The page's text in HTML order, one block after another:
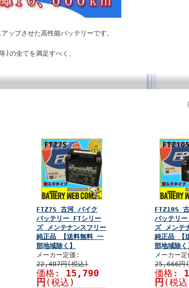
ップさせた高性能バッテリーです。
)の全てを満足すべく、
FTZ7S 古河 バイク
バッテリー FTシリー
ズ メンテナンスフリー
純正品 【送料無料 一
部地域除く】
メーカー定価:
22,407円(税込)
価格: 15,790
円 (税込)
FTZ10S
バッテリ
ズ メンテ
純正品 【
部地域除く
メーカー
25,666円
価格:
円 (税